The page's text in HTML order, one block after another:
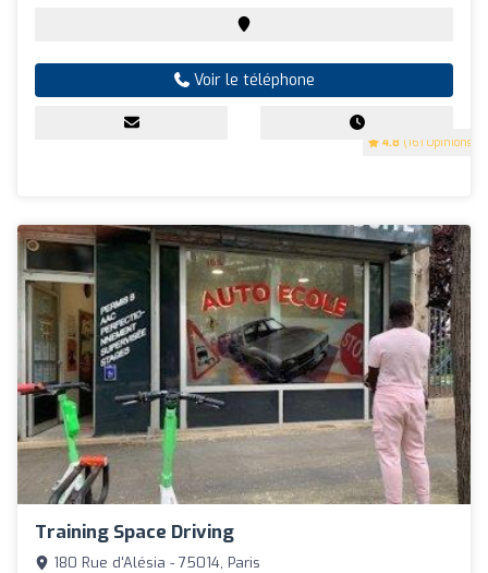
4.8 (161 Opinions)
Voir le téléphone
Training Space Driving
180 Rue d'Alésia - 75014, Paris